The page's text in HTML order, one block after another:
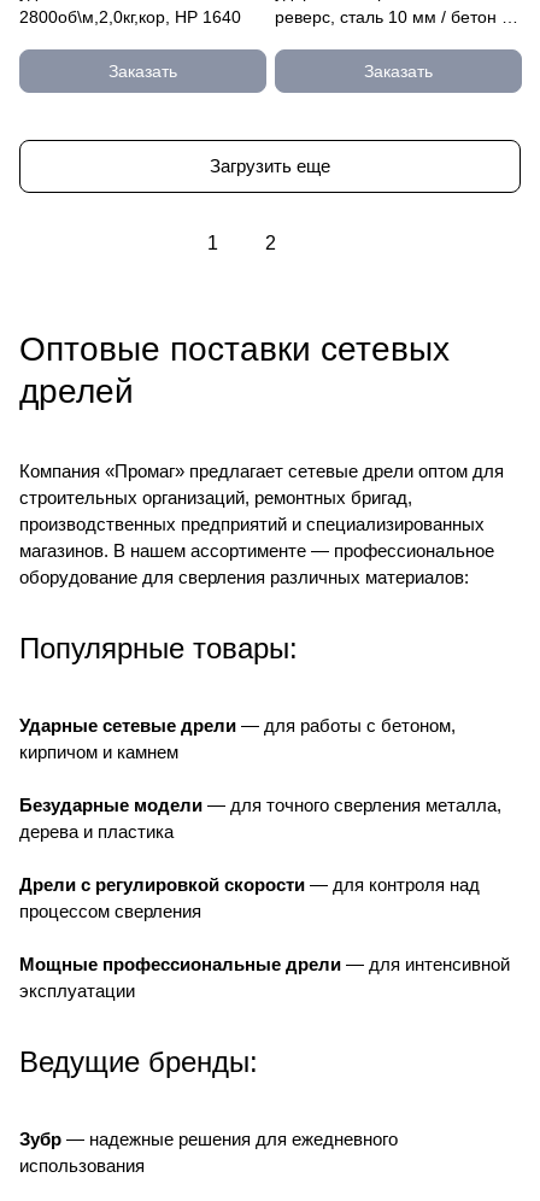
2800об\м,2,0кг,кор, HP 1640
Заказать
реверс, сталь 10 мм / бетон 13
Заказать
Загрузить еще
1 2
Оптовые поставки сетевых
дрелей
Компания «Промаг» предлагает сетевые дрели оптом для
строительных организаций, ремонтных бригад,
производственных предприятий и специализированных
магазинов. В нашем ассортименте — профессиональное
оборудование для сверления различных материалов:
Популярные товары:
Ударные сетевые дрели — для работы с бетоном,
кирпичом и камнем
Безударные модели — для точного сверления металла,
дерева и пластика
Дрели с регулировкой скорости — для контроля над
процессом сверления
Мощные профессиональные дрели — для интенсивной
эксплуатации
Ведущие бренды:
Зубр — надежные решения для ежедневного
использования